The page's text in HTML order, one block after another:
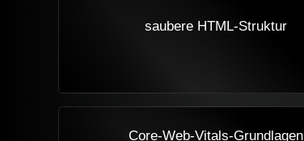
saubere HTML-Struktur
Core-Web-Vitals-Grundlagen